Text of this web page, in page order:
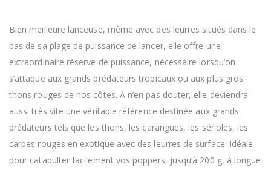
Bien meilleure lanceuse, même avec des leurres situés dans le
bas de sa plage de puissance de lancer, elle offre une
extraordinaire réserve de puissance, nécessaire lorsqu’on
s’attaque aux grands prédateurs tropicaux ou aux plus gros
thons rouges de nos côtes. A n’en pas douter, elle deviendra
aussi très vite une véritable référence destinée aux grands
prédateurs tels que les thons, les carangues, les sérioles, les
carpes rouges en exotique avec des leurres de surface. Idéale
pour catapulter facilement vos poppers, jusqu’à 200 g, à longue